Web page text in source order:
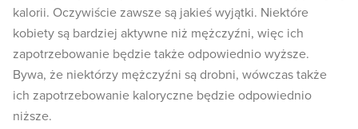
kalorii. Oczywiście zawsze są jakieś wyjątki. Niektóre
kobiety są bardziej aktywne niż mężczyźni, więc ich
zapotrzebowanie będzie także odpowiednio wyższe.
Bywa, że niektórzy mężczyźni są drobni, wówczas także
ich zapotrzebowanie kaloryczne będzie odpowiednio
niższe.